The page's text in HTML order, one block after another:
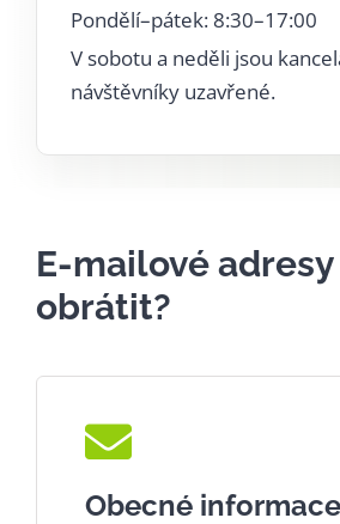
Pondělí–pátek: 8:30–17:00
V sobotu a neděli jsou
návštěvníky uzavřené.
E-mailové
obrátit?
Obecné informace